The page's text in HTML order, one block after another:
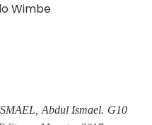
Wimbe
Abdul Ismael. G10